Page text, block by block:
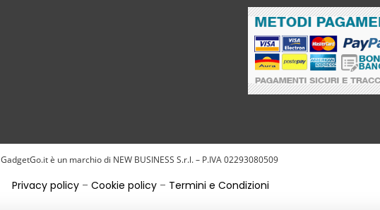
GadgetGo.it è un marchio di NEW BUSINESS S.r.l. – P.IVA 02293080509
Privacy policy – Cookie policy – Termini e Condizioni